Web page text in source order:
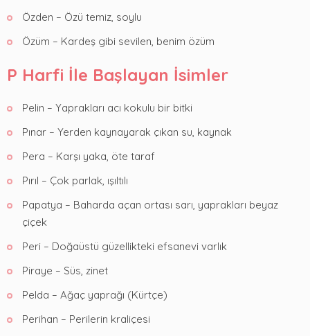
Özden – Özü temiz, soylu
Özüm – Kardeş gibi sevilen, benim özüm
P Harfi İle Başlayan İsimler
Pelin – Yaprakları acı kokulu bir bitki
Pınar – Yerden kaynayarak çıkan su, kaynak
Pera – Karşı yaka, öte taraf
Pırıl – Çok parlak, ışıltılı
Papatya – Baharda açan ortası sarı, yaprakları beyaz
çiçek
Peri – Doğaüstü güzellikteki efsanevi varlık
Piraye – Süs, zinet
Pelda – Ağaç yaprağı (Kürtçe)
Perihan – Perilerin kraliçesi